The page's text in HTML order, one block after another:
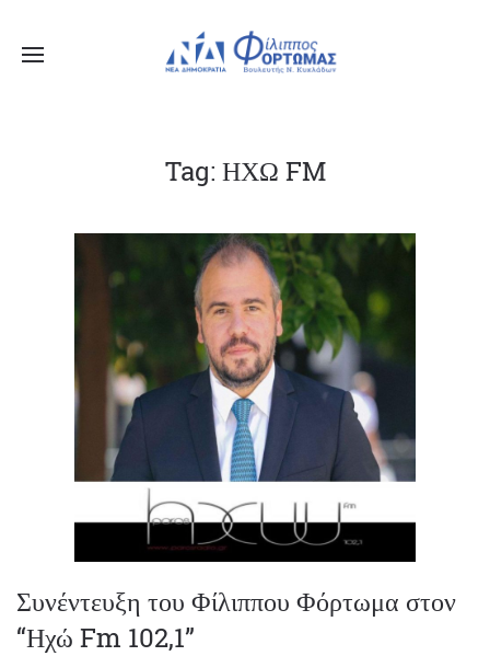
Tag: ΗΧΩ FM
Συνέντευξη του Φίλιππου Φόρτωμα στον
“Ηχώ Fm 102,1”
Ενημερωθείτε Πρώτοι για τα Τελευταία Νέα
για τις δράσεις του Βουλευτή μας!